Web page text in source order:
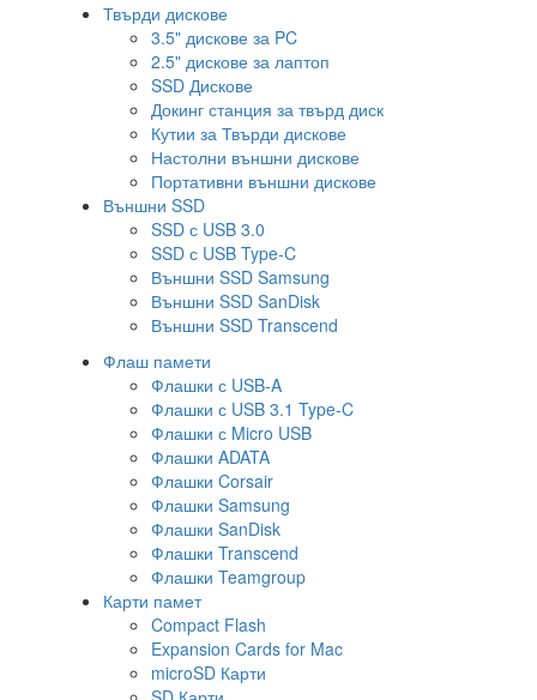
Твърди дискове
3.5" дискове за PC
2.5" дискове за лаптоп
SSD Дискове
Докинг станция за твърд диск
Кутии за Твърди дискове
Настолни външни дискове
Портативни външни дискове
Външни SSD
SSD с USB 3.0
SSD с USB Type-C
Външни SSD Samsung
Външни SSD SanDisk
Външни SSD Transcend
Флаш памети
Флашки с USB-A
Флашки с USB 3.1 Type-C
Флашки с Micro USB
Флашки ADATA
Флашки Corsair
Флашки Samsung
Флашки SanDisk
Флашки Transcend
Флашки Teamgroup
Карти памет
Compact Flash
Expansion Cards for Mac
microSD Карти